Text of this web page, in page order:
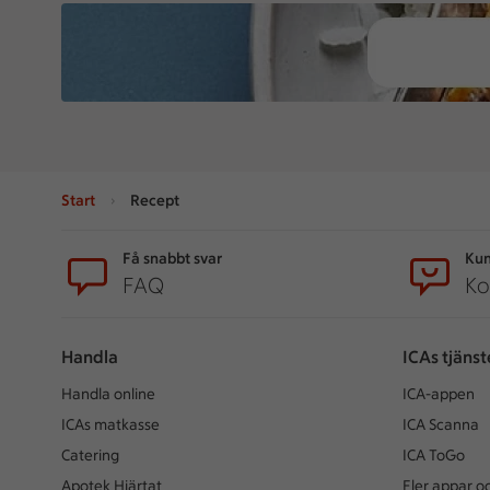
Start Recept
Få snabbt svar
FAQ
Handla
Handla online
ICAs matkasse
Catering
Apotek Hjärtat
ICAs
ICA-appen
ICA Scanna
ICA ToGo
Fler appar